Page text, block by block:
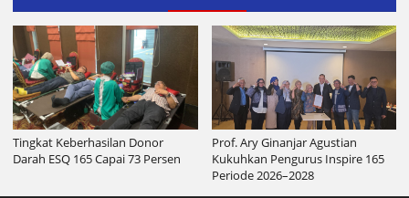
Tingkat Keberhasilan Donor
Darah ESQ 165 Capai 73 Persen
Prof. Ary Ginanjar Agustian
Kukuhkan Pengurus Inspire 165
Periode 2026–2028